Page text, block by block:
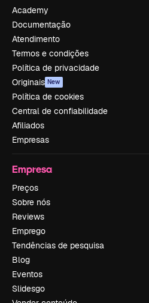
Academy
Documentação
Atendimento
Termos e condições
Política de privacidade
Originais New
Política de cookies
Central de confiabilidade
Afiliados
Empresas
Empresa
Preços
Sobre nós
Reviews
Emprego
Tendências de pesquisa
Blog
Eventos
Slidesgo